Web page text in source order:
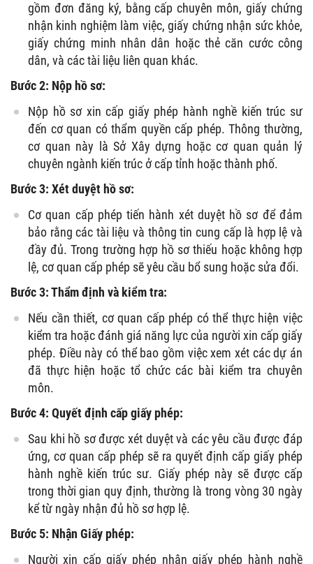
gồm đơn đăng ký, bằng cấp chuyên môn, giấy chứng
nhận kinh nghiệm làm việc, giấy chứng nhận sức khỏe,
giấy chứng minh nhân dân hoặc thẻ căn cước công
dân, và các tài liệu liên quan khác.
Bước 2: Nộp hồ sơ:
Nộp hồ sơ xin cấp giấy phép hành nghề kiến trúc sư
đến cơ quan có thẩm quyền cấp phép. Thông thường,
cơ quan này là Sở Xây dựng hoặc cơ quan quản lý
chuyên ngành kiến trúc ở cấp tỉnh hoặc thành phố.
Bước 3: Xét duyệt hồ sơ:
Cơ quan cấp phép tiến hành xét duyệt hồ sơ để đảm
bảo rằng các tài liệu và thông tin cung cấp là hợp lệ và
đầy đủ. Trong trường hợp hồ sơ thiếu hoặc không hợp
lệ, cơ quan cấp phép sẽ yêu cầu bổ sung hoặc sửa đổi.
Bước 3: Thẩm định và kiểm tra:
Nếu cần thiết, cơ quan cấp phép có thể thực hiện việc
kiểm tra hoặc đánh giá năng lực của người xin cấp giấy
phép. Điều này có thể bao gồm việc xem xét các dự án
đã thực hiện hoặc tổ chức các bài kiểm tra chuyên
môn.
Bước 4: Quyết định cấp giấy phép:
Sau khi hồ sơ được xét duyệt và các yêu cầu được đáp
ứng, cơ quan cấp phép sẽ ra quyết định cấp giấy phép
hành nghề kiến trúc sư. Giấy phép này sẽ được cấp
trong thời gian quy định, thường là trong vòng 30 ngày
kể từ ngày nhận đủ hồ sơ hợp lệ.
Bước 5: Nhận Giấy phép:
Người xin cấp giấy phép nhận giấy phép hành nghề